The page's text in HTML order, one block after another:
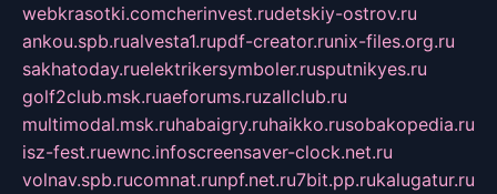
webkrasotki.comcherinvest.rudetskiy-ostrov.ru
ankou.spb.rualvesta1.rupdf-creator.runix-files.org.ru
sakhatoday.ruelektrikersymboler.rusputnikyes.ru
golf2club.msk.ruaeforums.ruzallclub.ru
multimodal.msk.ruhabaigry.ruhaikko.rusobakopedia.ru
isz-fest.ruewnc.infoscreensaver-clock.net.ru
volnav.spb.rucomnat.runpf.net.ru7bit.pp.rukalugatur.ru